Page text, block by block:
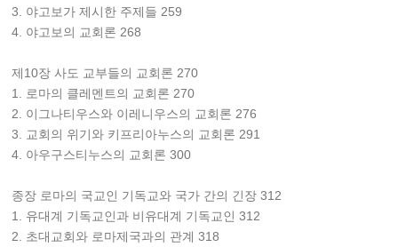
3. 야고보가 제시한 주제들 259
4. 야고보의 교회론 268
제10장 사도 교부들의 교회론 270
1. 로마의 클레멘트의 교회론 270
2. 이그나티우스와 이레니우스의 교회론 276
3. 교회의 위기와 키프리아누스의 교회론 291
4. 아우구스티누스의 교회론 300
종장 로마의 국교인 기독교와 국가 간의 긴장 312
1. 유대계 기독교인과 비유대계 기독교인 312
2. 초대교회와 로마제국과의 관계 318